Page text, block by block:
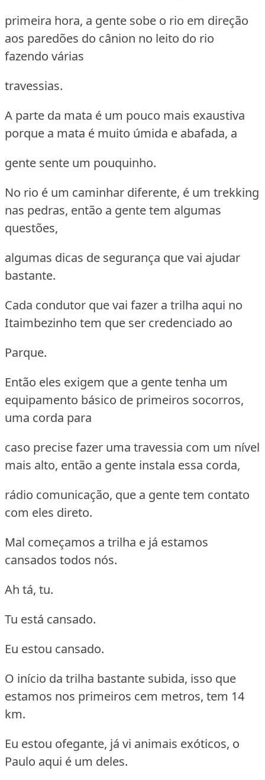
primeira hora, a gente sobe o rio em direção
aos paredões do cânion no leito do rio
fazendo várias
travessias.
A parte da mata é um pouco mais exaustiva
porque a mata é muito úmida e abafada, a
gente sente um pouquinho.
No rio é um caminhar diferente, é um trekking
nas pedras, então a gente tem algumas
questões,
algumas dicas de segurança que vai ajudar
bastante.
Cada condutor que vai fazer a trilha aqui no
Itaimbezinho tem que ser credenciado ao
Parque.
Então eles exigem que a gente tenha um
equipamento básico de primeiros socorros,
uma corda para
caso precise fazer uma travessia com um nível
mais alto, então a gente instala essa corda,
rádio comunicação, que a gente tem contato
com eles direto.
Mal começamos a trilha e já estamos
cansados todos nós.
Ah tá, tu.
Tu está cansado.
Eu estou cansado.
O início da trilha bastante subida, isso que
estamos nos primeiros cem metros, tem 14
km.
Eu estou ofegante, já vi animais exóticos, o
Paulo aqui é um deles.